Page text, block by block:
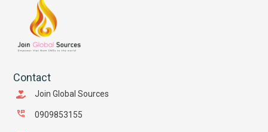
Contact
Join Global Sources
0909853155